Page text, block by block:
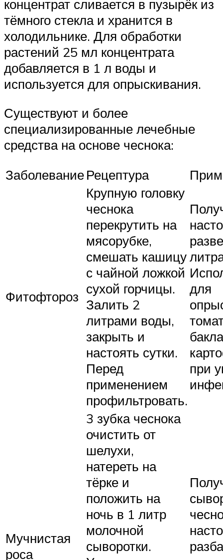
концентрат сливается в пузырёк из
тёмного стекла и хранится в
холодильнике. Для обработки
растений 25 мл концентрата
добавляется в 1 л воды и
используется для опрыскивания.
Существуют и более
специализированные лечебные
средства на основе чеснока:
ЗаболеваниеРецептура
Фитофтороз
Крупную головку
чеснока
перекрутить на
мясорубке,
смешать кашицу
с чайной ложкой
сухой горчицы.
Залить 2
литрами воды,
закрыть и
настоять сутки.
Перед
применением
профильтровать.
для
при
Мучнистая
роса
3 зубка чеснока
очистить от
шелухи,
натереть на
тёрке и
положить на
ночь в 1 литр
молочной
сыворотки.